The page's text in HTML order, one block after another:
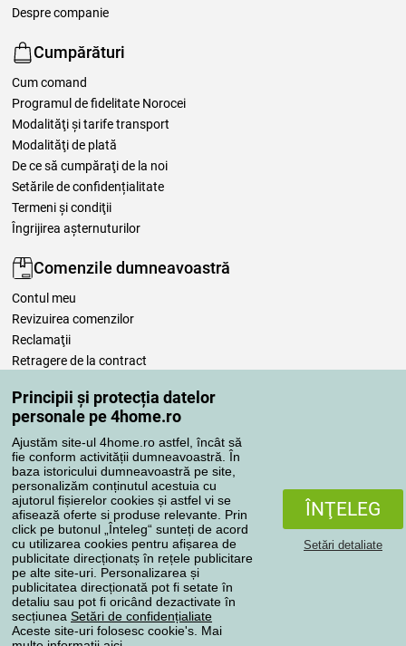
Principii și protecția datelor
personale pe 4home.ro
Ajustăm site-ul 4home.ro astfel, încât să
fie conform activității dumneavoastră. În
baza istoricului dumneavoastră pe site,
personalizăm conținutul acestuia cu
ajutorul fișierelor cookies și astfel vi se
afisează oferte si produse relevante. Prin
click pe butonul „Înteleg“ sunteți de acord
cu utilizarea cookies pentru afișarea de
publicitate direcționatș în rețele publicitare
pe alte site-uri. Personalizarea și
publicitatea direcționată pot fi setate în
detaliu sau pot fi oricând dezactivate în
secțiunea Setări de confidențialiate
Aceste site-uri folosesc cookie's. Mai
ÎNŢELEG
Setări detaliate
Despre companie
Cumpărături
Cum comand
Programul de fidelitate Norocei
Modalităţi şi tarife transport
Modalităţi de plată
De ce să cumpăraţi de la noi
Setările de confidențialitate
Termeni şi condiţii
Îngrijirea așternuturilor
Comenzile dumneavoastră
Contul meu
Revizuirea comenzilor
Reclamaţii
Retragere de la contract
Metode de transport
Metode de plată
Magazin de încredere